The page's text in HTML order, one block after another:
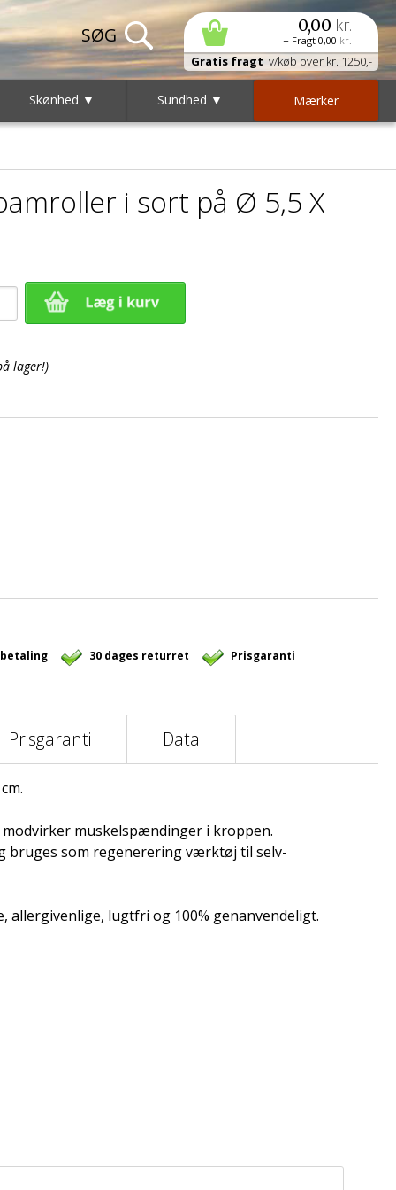
0,00 kr.
+ Fragt 0,00 kr.
Gratis fragt v/køb over kr. 1250,-
Skønhed ▼ Sundhed ▼ Mærker
i sort på Ø 5,5 X
lager!)
30 dages returret Prisgaranti
Prisgaranti Data
muskelspændinger i kroppen.
bruges som regenerering værktøj til selv-
lugtfri og 100% genanvendeligt.